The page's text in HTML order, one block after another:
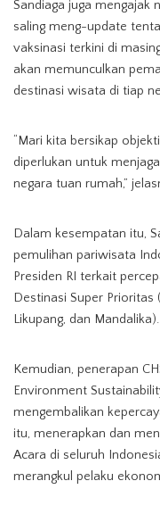
Sandiaga juga mengajak
saling meng-update
vaksinasi terkini di
akan memunculkan
destinasi wisata di tiap
“Mari kita bersikap
diperlukan untuk
negara tuan rumah,”
Dalam kesempatan itu,
pemulihan pariwisata
Presiden RI terkait
Destinasi Super Prioritas
Likupang, dan Mandalika).
Kemudian, penerapan
Environment
mengembalikan
itu, menerapkan dan
Acara di seluruh
merangkul pelaku